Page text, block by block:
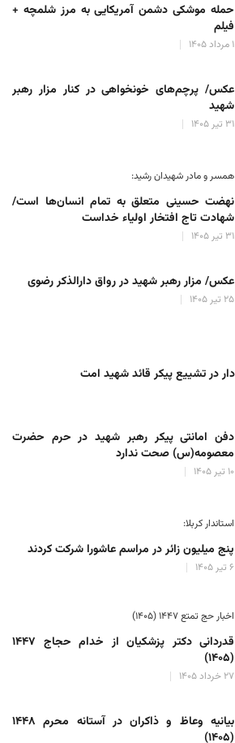
حمله موشکی دشمن آمریکایی به مرز شلمچه +
فیلم
۱ مرداد ۱۴۰۵
عکس/ پرچم‌های خونخواهی در کنار مزار رهبر
شهید
۳۱ تیر ۱۴۰۵
همسر و مادر شهیدان رشید:
نهضت حسینی متعلق به تمام انسان‌ها است/
شهادت تاج افتخار اولیاء خداست
۳۱ تیر ۱۴۰۵
عکس/ مزار رهبر شهید در رواق دارالذکر رضوی
۲۵ تیر ۱۴۰۵
دفن امانتی پیکر رهبر شهید در حرم حضرت
معصومه(س) صحت ندارد
۱۰ تیر ۱۴۰۵
استاندار کربلا:
پنج میلیون زائر در مراسم عاشورا شرکت کردند
۶ تیر ۱۴۰۵
اخبار حج تمتع ۱۴۴۷ (۱۴۰۵)
قدردانی دکتر پزشکیان از خدام حجاج ۱۴۴۷
(۱۴۰۵)
۲۷ خرداد ۱۴۰۵
بیانیه وعاظ و ذاکران در آستانه محرم ۱۴۴۸
(۱۴۰۵)